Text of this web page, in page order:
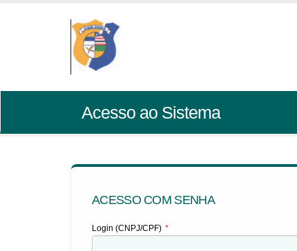
Acesso ao Sistema
ACESSO COM SENHA
Login (CNPJ/CPF) *